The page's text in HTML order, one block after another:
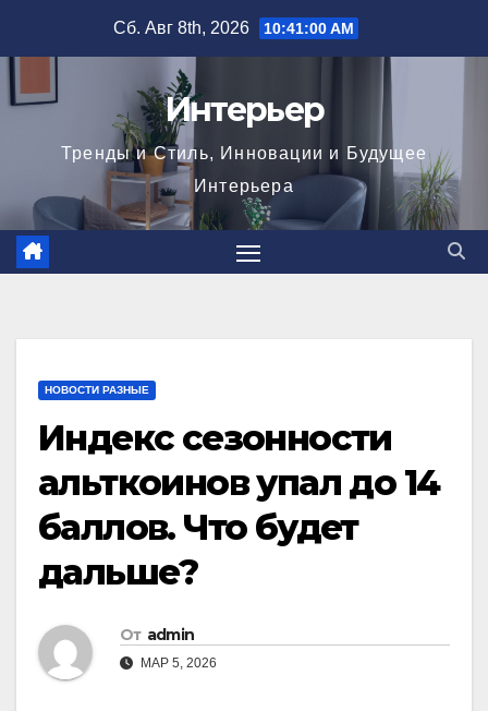
Сб. Авг 8th, 2026 10:41:01 AM
Интерьер
Тренды и Стиль, Инновации и Будущее
Интерьера
НОВОСТИ РАЗНЫЕ
Индекс сезонности
альткоинов упал до 14
баллов. Что будет
дальше?
От admin
МАР 5, 2026